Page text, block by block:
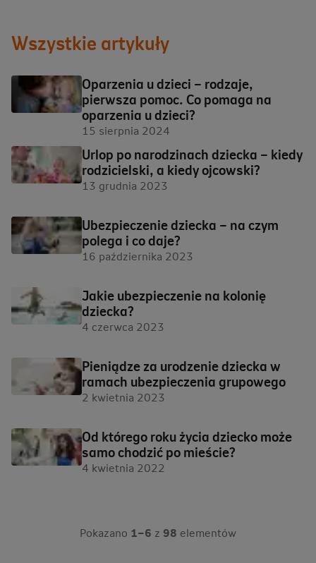
Wszystkie artykuły
Oparzenia u dzieci – rodzaje,
pierwsza pomoc. Co pomaga na
oparzenia u dzieci?
15 sierpnia 2024
Urlop po narodzinach dziecka – kiedy
rodzicielski, a kiedy ojcowski?
13 grudnia 2023
Ubezpieczenie dziecka – na czym
polega i co daje?
16 października 2023
Jakie ubezpieczenie na kolonię
dziecka?
4 czerwca 2023
Pieniądze za urodzenie dziecka w
ramach ubezpieczenia grupowego
2 kwietnia 2023
Od którego roku życia dziecko może
samo chodzić po mieście?
4 kwietnia 2022
Pokazano 1–6 z 98 elementów